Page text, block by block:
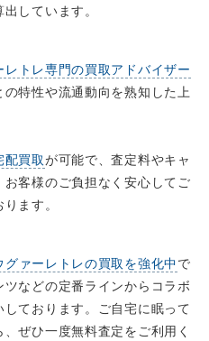
しています。
トレ専門の買取アドバイザー
特性や流通動向を熟知した上
買取が可能で、査定料やキャ
客様のご負担なく安心してご
ます。
グァーレトレの買取を強化中で
などの定番ラインからコラボ
ております。ご自宅に眠って
ぜひ一度無料査定をご利用く